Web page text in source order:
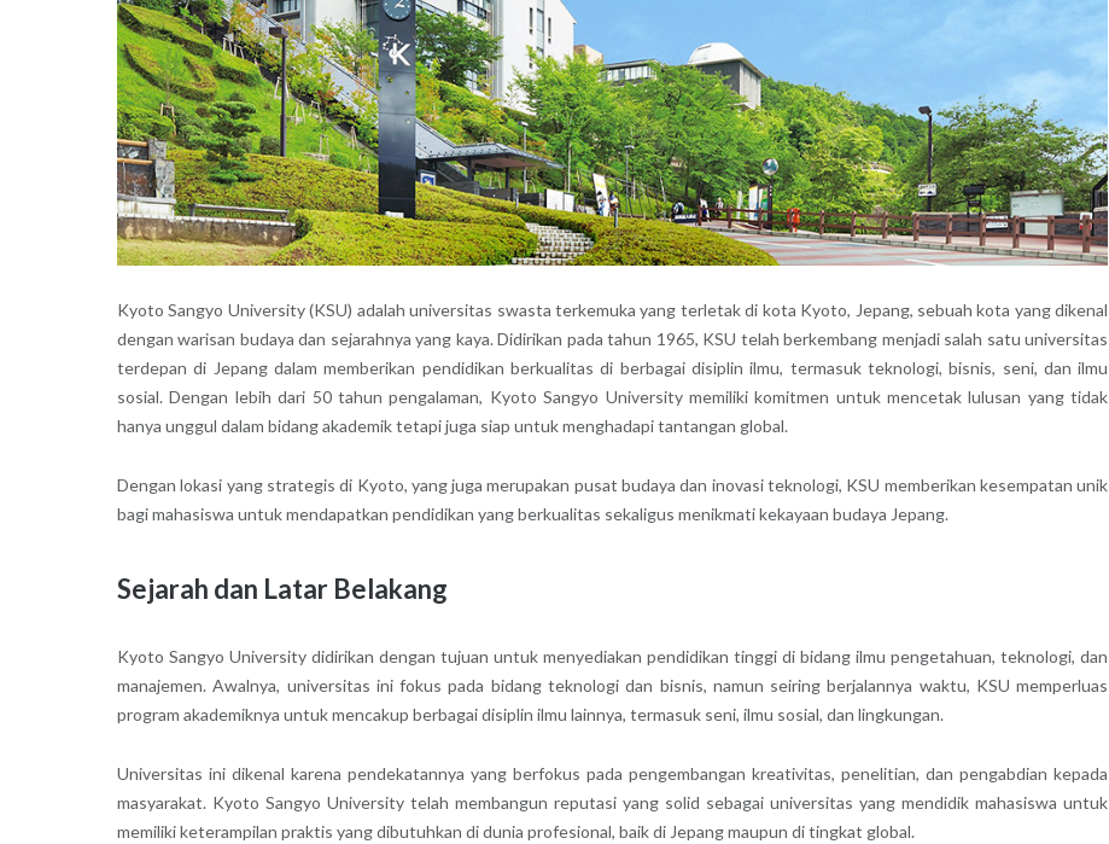
Kyoto Sangyo University (KSU) adalah universitas swasta terkemuka yang terletak di kota Kyoto, Jepang, sebuah kota yang dikenal
dengan warisan budaya dan sejarahnya yang kaya. Didirikan pada tahun 1965, KSU telah berkembang menjadi salah satu universitas
terdepan di Jepang dalam memberikan pendidikan berkualitas di berbagai disiplin ilmu, termasuk teknologi, bisnis, seni, dan ilmu
sosial. Dengan lebih dari 50 tahun pengalaman, Kyoto Sangyo University memiliki komitmen untuk mencetak lulusan yang tidak
hanya unggul dalam bidang akademik tetapi juga siap untuk menghadapi tantangan global.
Dengan lokasi yang strategis di Kyoto, yang juga merupakan pusat budaya dan inovasi teknologi, KSU memberikan kesempatan unik
bagi mahasiswa untuk mendapatkan pendidikan yang berkualitas sekaligus menikmati kekayaan budaya Jepang.
Sejarah dan Latar Belakang
Kyoto Sangyo University didirikan dengan tujuan untuk menyediakan pendidikan tinggi di bidang ilmu pengetahuan, teknologi, dan
manajemen. Awalnya, universitas ini fokus pada bidang teknologi dan bisnis, namun seiring berjalannya waktu, KSU memperluas
program akademiknya untuk mencakup berbagai disiplin ilmu lainnya, termasuk seni, ilmu sosial, dan lingkungan.
Universitas ini dikenal karena pendekatannya yang berfokus pada pengembangan kreativitas, penelitian, dan pengabdian kepada
masyarakat. Kyoto Sangyo University telah membangun reputasi yang solid sebagai universitas yang mendidik mahasiswa untuk
memiliki keterampilan praktis yang dibutuhkan di dunia profesional, baik di Jepang maupun di tingkat global.